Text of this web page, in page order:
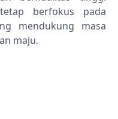
berfokus pada
mendukung masa
maju.